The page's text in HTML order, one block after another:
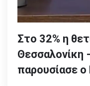
Στο 32% η
Θεσσαλονίκη
παρουσίασε ο